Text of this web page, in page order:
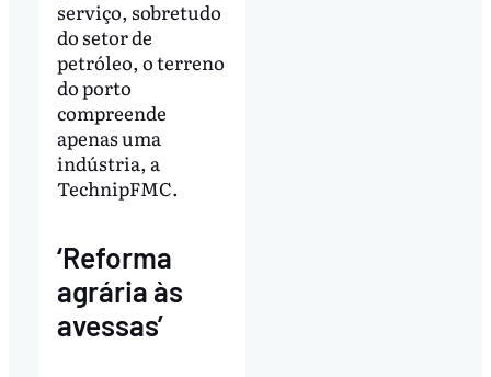
serviço, sobretudo
do setor de
petróleo, o terreno
do porto
compreende
apenas uma
indústria, a
TechnipFMC.
‘Reforma
agrária às
avessas’